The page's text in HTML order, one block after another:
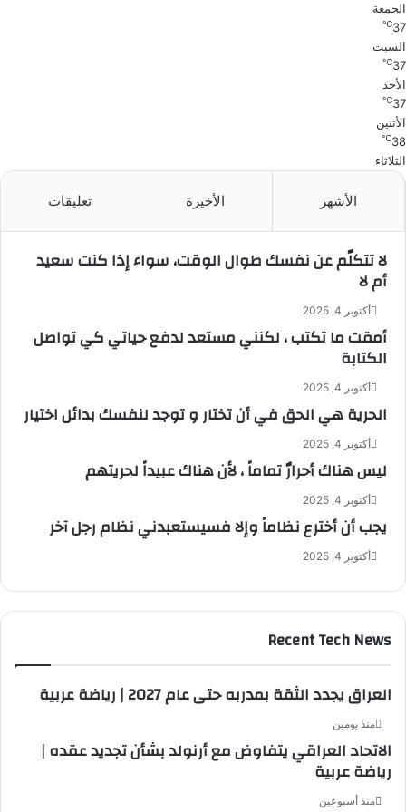
الجمعة
37
℃
السبت
37
℃
الأحد
37
℃
الأثنين
38
℃
الثلاثاء
الأشهر الأخيرة تعليقات
لا تتكلّم عن نفسك طوال الوقت، سواء إذا كنت سعيد
أم لا
أكتوبر 4, 2025
أمقت ما تكتب ، لكنني مستعد لدفع حياتي كي تواصل
الكتابة
أكتوبر 4, 2025
الحرية هي الحق في أن تختار و توجد لنفسك بدائل اختيار
أكتوبر 4, 2025
ليس هناك أحرارٌ تماماً ، لأن هناك عبيداً لحريتهم
أكتوبر 4, 2025
يجب أن أخترع نظاماً وإلا فسيستعبدني نظام رجل آخر
أكتوبر 4, 2025
Recent Tech News
العراق يجدد الثقة بمدربه حتى عام 2027 | رياضة عربية
منذ يومين
الاتحاد العراقي يتفاوض مع أرنولد بشأن تجديد عقده |
رياضة عربية
منذ أسبوعين